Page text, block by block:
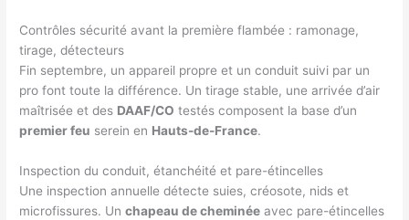
Contrôles sécurité avant la première flambée : ramonage,
tirage, détecteurs
Fin septembre, un appareil propre et un conduit suivi par un
pro font toute la différence. Un tirage stable, une arrivée d’air
maîtrisée et des DAAF/CO testés composent la base d’un
premier feu serein en Hauts-de-France.
Inspection du conduit, étanchéité et pare-étincelles
Une inspection annuelle détecte suies, créosote, nids et
microfissures. Unchapeau de cheminée avec pare-étincelles